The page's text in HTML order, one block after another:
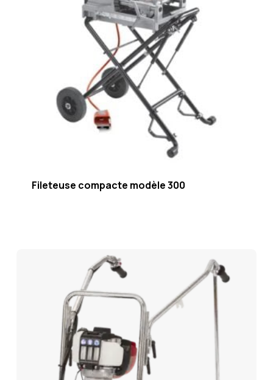
Fileteuse compacte modèle 300